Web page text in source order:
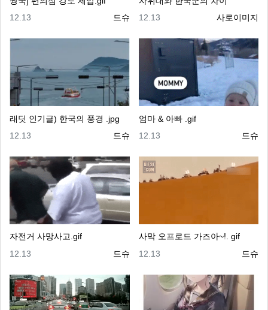
등록자
드슈
등록일
12.13
등록자
사로이미지
등록일
12.13
래딧 인기글) 한국의 풍경 .jpg
등록자
드슈
등록일
12.13
엄마 & 아빠 .gif
등록자
드슈
등록일
12.13
자전거 사망사고.gif
등록자
드슈
등록일
12.13
사막 오프로드 가즈아~!. gif
등록자
드슈
등록일
12.13